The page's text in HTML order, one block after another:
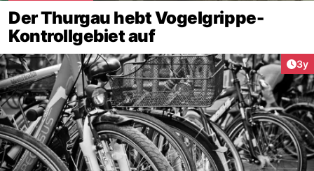
Der Thurgau hebt Vogelgrippe-
Kontrollgebiet auf
3y